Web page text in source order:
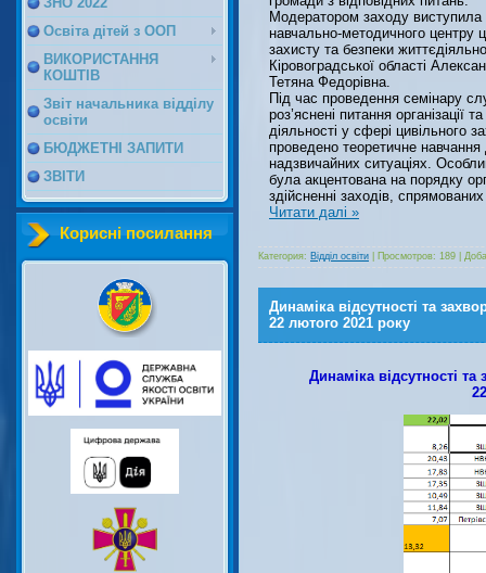
Освіта дітей з ООП
ВИКОРИСТАННЯ
КОШТІВ
Звіт начальника відділу
освіти
БЮДЖЕТНІ ЗАПИТИ
ЗВІТИ
Корисні посилання
Модератором заходу виступила
навчально-методичного центру
захисту та безпеки
Кіровоградської області
Тетяна Федорівна.
Під час проведення семінару
роз’яснені питання організації
діяльності у сфері цивільного
проведено теоретичне навчання
надзвичайних ситуаціях.
була акцентована на порядку
здійсненні заходів,
Читати далі »
Категория: Відділ освіти Просмотров: 189
Динаміка відсутності та
22 лютого 2021 року
Динаміка відсутності